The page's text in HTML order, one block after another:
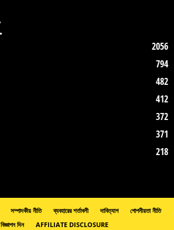
2056
794
482
412
372
371
218
সম্পাদকীয় নীতি ব্যবহারের শর্তাবলী দাবিত্যাগ
গোপনীয়তা নীতি
বিজ্ঞাপন দিন
AFFILIATE DISCLOSURE